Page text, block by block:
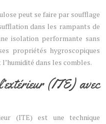
peut se faire par soufflage
dans les rampants de
isolation performante sans
propriétés hygroscopiques
dans les combles.
(ITE) avec
(ITE) est une technique